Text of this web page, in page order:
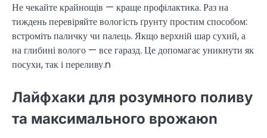
Не чекайте крайнощів — краще профілактика. Раз на
тиждень перевіряйте вологість ґрунту простим способом:
встроміть паличку чи палець. Якщо верхній шар сухий, а
на глибині волого — все гаразд. Це допомагає уникнути як
посухи, так і переливу.n
Лайфхаки для розумного поливу
та максимального врожаюn